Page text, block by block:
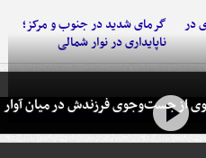
در
گرمای شدید در جنوب و مرکز؛
ناپایداری در نوار شمالی
از جست‌وجوی فرزندش در میان آوار